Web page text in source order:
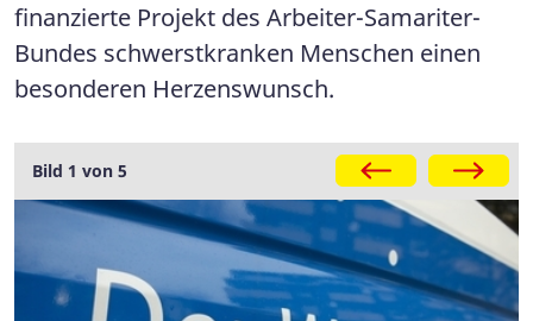
finanzierte Projekt des Arbeiter-Samariter-
Bundes schwerstkranken Menschen einen
besonderen Herzenswunsch.
Galerie
Bild 1 von 5